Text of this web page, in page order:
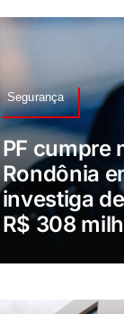
Segurança
PF cumpre
Rondônia
investiga
R$ 308